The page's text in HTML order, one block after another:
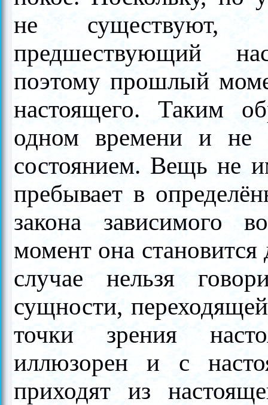
не существуют,
предшествующий
поэтому прошлый
настоящего. Таким
одном времени и не
состоянием. Вещь не
пребывает в
закона зависимого
момент она
случае нельзя
сущности,
точки зрения
иллюзорен и с
приходят из